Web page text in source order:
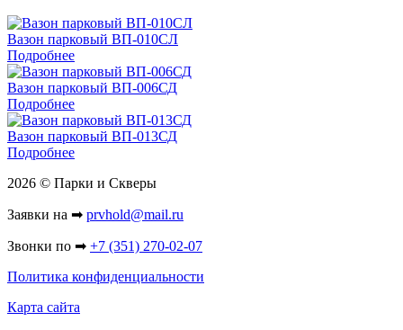
Вазон парковый ВП-010СЛ
Подробнее
Вазон парковый ВП-006СД
Подробнее
Вазон парковый ВП-013СД
Подробнее
2026 © Парки и Скверы
Заявки на ➡ prvhold@mail.ru
Звонки по ➡ +7 (351) 270-02-07
Политика конфиденциальности
Карта сайта